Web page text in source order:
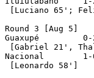
[Luciano 65';
Round 3 [Aug 5]
Guaxupé		0-2  Uberaba		[Att.:344]
[Gabriel 21',
Nacional	1-0  Coimbra		[Att.:378]
[Leonardo 58']